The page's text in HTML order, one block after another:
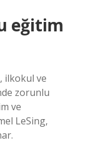
eğitim
ilkokul ve
zorunlu
ve
LeSing,